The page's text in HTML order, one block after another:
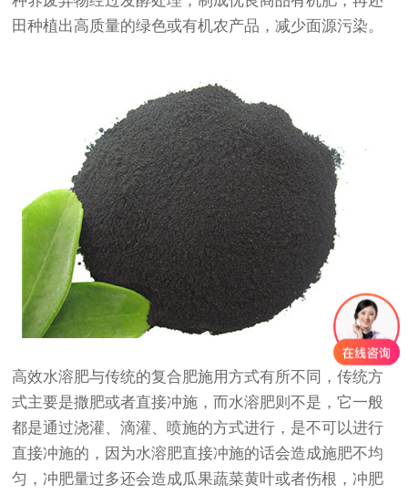
田种植出高质量的绿色或有机农产品，减少面源污染。
高效水溶肥与传统的复合肥施用方式有所不同，传统方
式主要是撒肥或者直接冲施，而水溶肥则不是，它一般
都是通过浇灌、滴灌、喷施的方式进行，是不可以进行
直接冲施的，因为水溶肥直接冲施的话会造成施肥不均
匀，冲肥量过多还会造成瓜果蔬菜黄叶或者伤根，冲肥